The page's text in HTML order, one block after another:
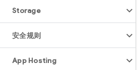
Storage
安全规则
App Hosting